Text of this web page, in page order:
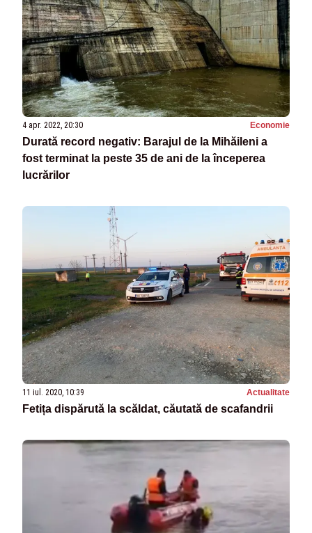
4 apr. 2022, 20:30 Economie
Durată record negativ: Barajul de la Mihăileni a
fost terminat la peste 35 de ani de la începerea
lucrărilor
11 iul. 2020, 10:39 Actualitate
Fetița dispărută la scăldat, căutată de scafandrii